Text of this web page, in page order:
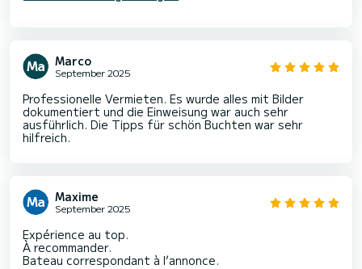
Marco
September 2025
Professionelle Vermieten. Es wurde alles mit Bilder
dokumentiert und die Einweisung war auch sehr
ausführlich. Die Tipps für schön Buchten war sehr
hilfreich.
Maxime
September 2025
Expérience au top.
À recommander.
Bateau correspondant à l’annonce.